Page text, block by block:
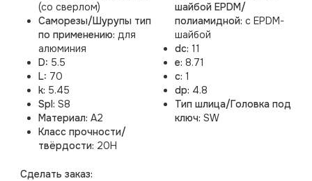
(со сверлом)
Саморезы/Шурупы тип
по применению: для
алюминия
D: 5.5
L: 70
k: 5.45
Spl: S8
Материал: A2
Класс прочности/
твёрдости: 20H
шайбой EPDM/
полиамидной: с EPDM-
шайбой
dc: 11
e: 8.71
c: 1
dp: 4.8
Тип шлица/Головка под
ключ: SW
Cделать заказ: